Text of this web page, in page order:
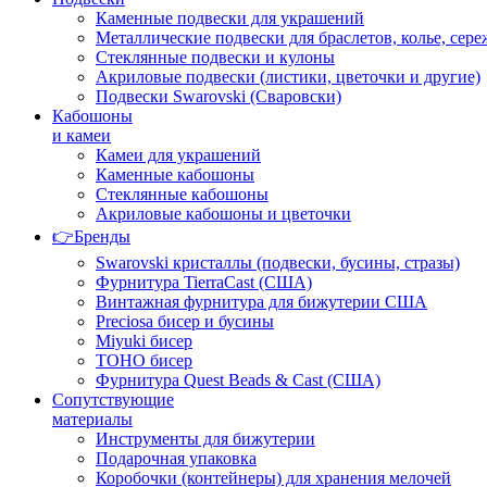
Каменные подвески для украшений
Металлические подвески для браслетов, колье,
Стеклянные подвески и кулоны
Акриловые подвески (листики, цветочки и другие)
Подвески Swarovski (Сваровски)
Кабошоны
и камеи
Камеи для украшений
Каменные кабошоны
Стеклянные кабошоны
Акриловые кабошоны и цветочки
👉Бренды
Swarovski кристаллы (подвески, бусины, стразы)
Фурнитура TierraCast (США)
Винтажная фурнитура для бижутерии США
Preciosa бисер и бусины
Miyuki бисер
TOHO бисер
Фурнитура Quest Beads & Cast (США)
Сопутствующие
материалы
Инструменты для бижутерии
Подарочная упаковка
Коробочки (контейнеры) для хранения мелочей